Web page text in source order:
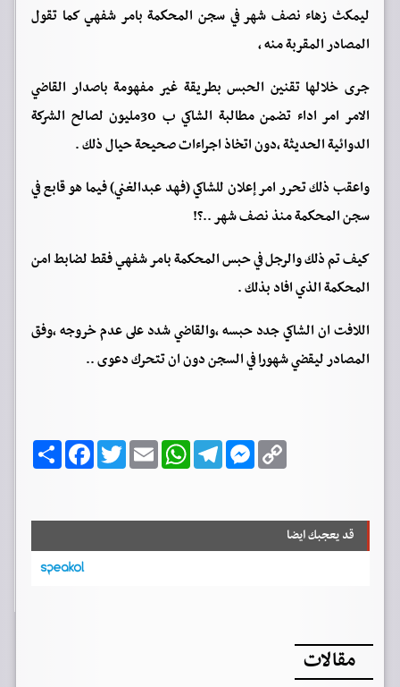
ليمكث زهاء نصف شهر في سجن المحكمة بامر شفهي كما تقول
المصادر المقربة منه ,
جرى خلالها تقنين الحبس بطريقة غير مفهومة باصدار القاضي
الامر امر اداء تضمن مطالبة الشاكي ب 30مليون لصالح الشركة
الدوائية الحديثة ،دون اتخاذ اجراءات صحيحة حيال ذلك .
واعقب ذلك تحرر امر إعلان للشاكي (فهد عبدالغني) فيما هو قابع في
سجن المحكمة منذ نصف شهر ..؟!
كيف تم ذلك والرجل في حبس المحكمة بامر شفهي فقط لضابط امن
المحكمة الذي افاد بذلك .
اللافت ان الشاكي جدد حبسه ،والقاضي شدد على عدم خروجه ،وفق
المصادر ليقضي شهورا في السجن دون ان تتحرك دعوى ..
ا
ن
ش
F
a
c
o
k
T
w
i
e
E
m
a
W
h
a
A
p
T
e
l
r
m
M
e
s
n
e
C
o
p
i
kقد يعجبك ايضا
مقالات